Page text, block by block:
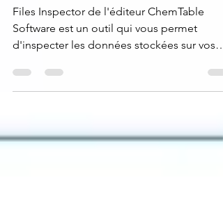
d'espace disque
Files Inspector de l'éditeur ChemTable
Software est un outil qui vous permet
d'inspecter les données stockées sur vos